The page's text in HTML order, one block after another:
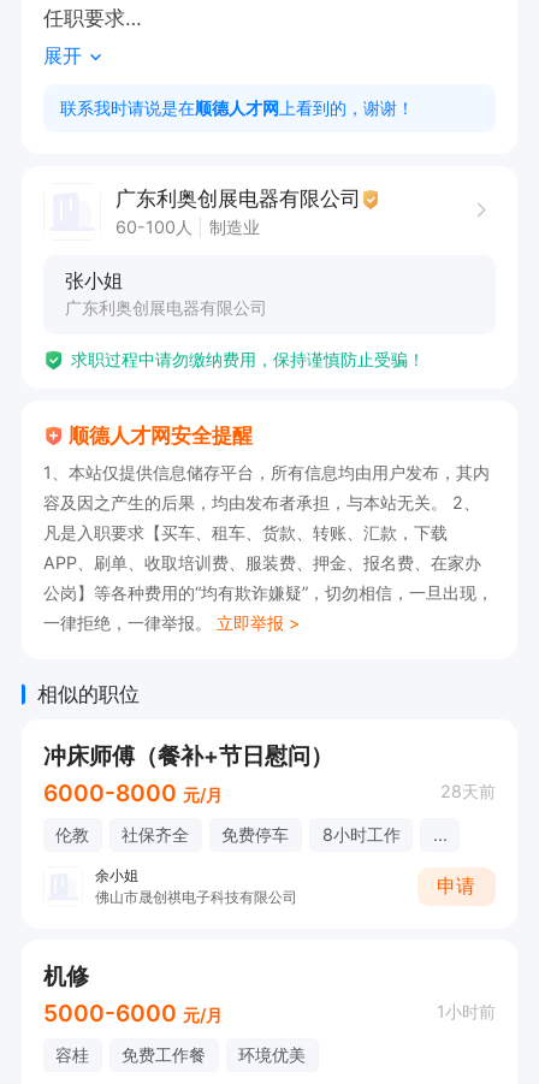
任职要求
1. 中专以上学历，机械制造等相关专业
2. 熟悉激光开料设备操作，有1年以上经验
展开
联系我时请说是在顺德人才网 上看到的，谢谢！
广东利奥创展电器有限公司
60-100人 制造业
张小姐
广东利奥创展电器有限公司
求职过程中请勿缴纳费用，保持谨慎防止受骗！
顺德人才网安全提醒
1、本站仅提供信息储存平台，所有信息均由用户发布，其内
容及因之产生的后果，均由发布者承担，与本站无关。 2、
凡是入职要求【买车、租车、货款、转账、汇款，下载
APP、刷单、收取培训费、服装费、押金、报名费、在家办
公岗】等各种费用的“均有欺诈嫌疑”，切勿相信，一旦出现，
一律拒绝，一律举报。 立即举报 >
相似的职位
冲床师傅（餐补+节日慰问）
6000-8000 元/月 28天前
伦教 社保齐全 免费停车 8小时工作 ...
余小姐
佛山市晟创祺电子科技有限公司
申请
机修
5000-6000 元/月 1小时前
容桂 免费工作餐 环境优美